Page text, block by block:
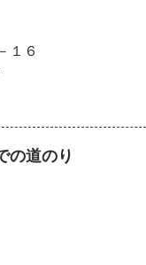
１６
の道のり